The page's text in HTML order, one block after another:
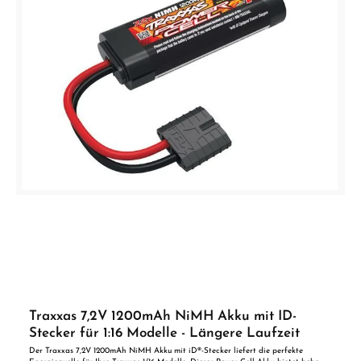
Traxxas 7,2V 1200mAh NiMH Akku mit ID-
Stecker für 1:16 Modelle - Längere Laufzeit
Der Traxxas 7,2V 1200mAh NiMH Akku mit iD®-Stecker liefert die perfekte